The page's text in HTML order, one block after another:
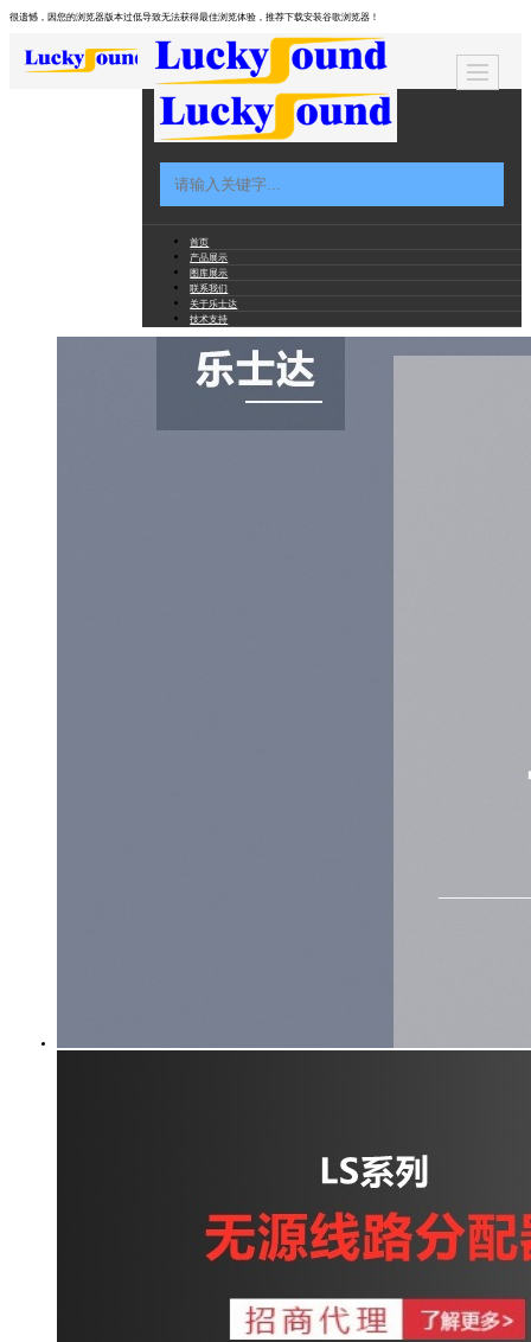
很遗憾，因您的浏览器版本过低导致无法获得最佳浏览体验，推荐下载安装谷歌浏览器！
首页
产品展示
图库展示
联系我们
关于乐士达
技术支持